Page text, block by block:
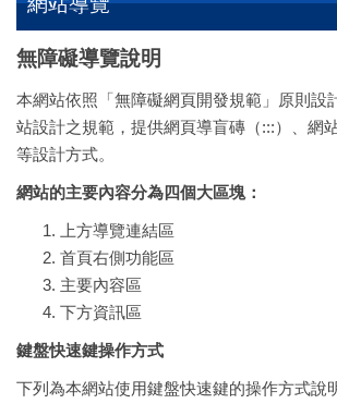
無障礙導覽說明
本網站依照「無障礙網頁開發規範」原則設
站設計之規範，提供網頁導盲磚（:::）、網
等設計方式。
網站的主要內容分為四個大區塊：
上方導覽連結區
首頁右側功能區
主要內容區
下方資訊區
鍵盤快速鍵操作方式
下列為本網站使用鍵盤快速鍵的操作方式說